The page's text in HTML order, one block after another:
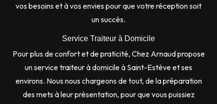
vos besoins et à vos envies pour que votre réception soit
un succès.
Service Traiteur à Domicile
Pour plus de confort et de praticité, Chez Arnaud propose
un service traiteur à domicile à Saint-Estève et ses
environs. Nous nous chargeons de tout, de la préparation
des mets à leur présentation, pour que vous puissiez